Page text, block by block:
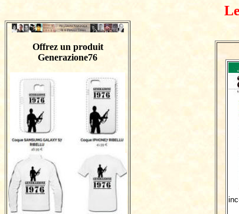
Offrez un produit
Generazione76